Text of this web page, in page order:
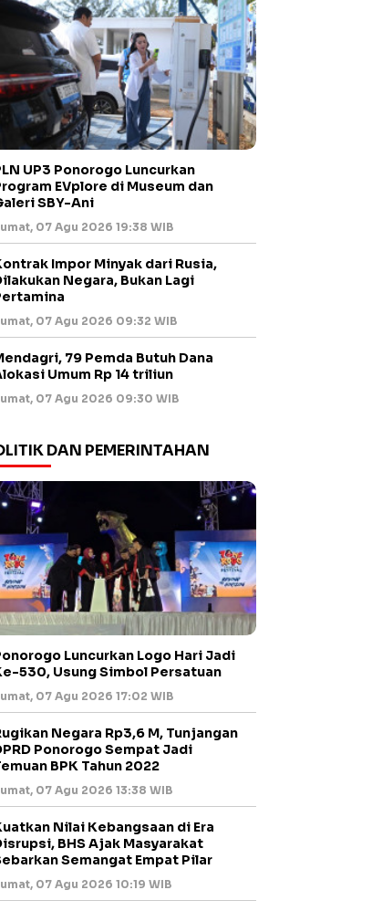
UP3 Ponorogo Luncurkan
EVplore di Museum dan
SBY-Ani
07 Agu 2026 19:38 WIB
Impor Minyak dari Rusia,
Negara, Bukan Lagi
07 Agu 2026 09:32 WIB
79 Pemda Butuh Dana
Umum Rp 14 triliun
07 Agu 2026 09:30 WIB
DAN PEMERINTAHAN
Luncurkan Logo Hari Jadi
530, Usung Simbol Persatuan
07 Agu 2026 17:02 WIB
Negara Rp3,6 M, Tunjangan
Ponorogo Sempat Jadi
BPK Tahun 2022
07 Agu 2026 13:38 WIB
Nilai Kebangsaan di Era
BHS Ajak Masyarakat
Semangat Empat Pilar
07 Agu 2026 10:19 WIB